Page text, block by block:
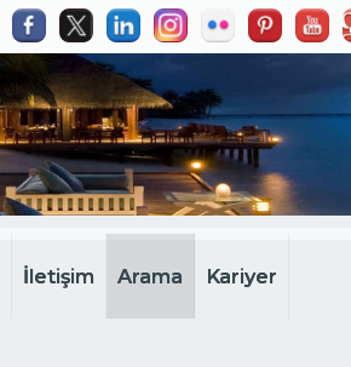
İletişim Arama Kariyer